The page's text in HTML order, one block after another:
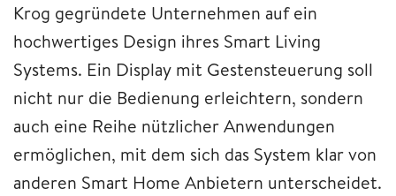
Krog gegründete Unternehmen auf ein
hochwertiges Design ihres Smart Living
Systems. Ein Display mit Gestensteuerung soll
nicht nur die Bedienung erleichtern, sondern
auch eine Reihe nützlicher Anwendungen
ermöglichen, mit dem sich das System klar von
anderen Smart Home Anbietern unterscheidet.